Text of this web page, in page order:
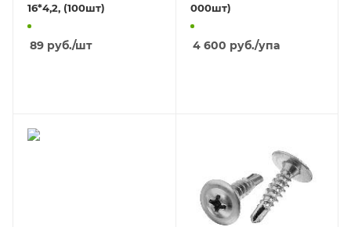
16*4,2, (100шт)
89 руб./шт
000шт)
4 600 руб./упа